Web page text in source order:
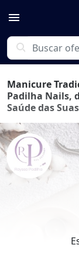
menu
search
Manicure
Padilha Nails,
Saúde das